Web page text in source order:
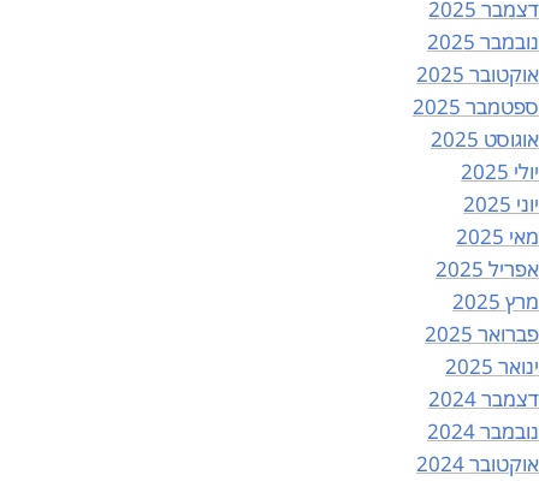
דצמבר 2025
נובמבר 2025
אוקטובר 2025
ספטמבר 2025
אוגוסט 2025
יולי 2025
יוני 2025
מאי 2025
אפריל 2025
מרץ 2025
פברואר 2025
ינואר 2025
דצמבר 2024
נובמבר 2024
אוקטובר 2024